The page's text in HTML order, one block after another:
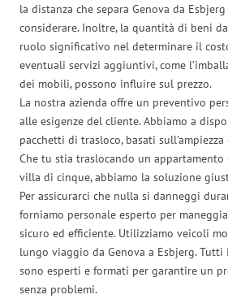
la distanza che separa Genova da
considerare. Inoltre, la quantità di beni
ruolo significativo nel determinare il
eventuali servizi aggiuntivi, come
dei mobili, possono influire sul prezzo.
La nostra azienda offre un preventivo
alle esigenze del cliente. Abbiamo a
pacchetti di trasloco, basati
Che tu stia traslocando un appartamento
villa di cinque, abbiamo la soluzione
Per assicurarci che nulla si danneggi
forniamo personale esperto per
sicuro ed efficiente. Utilizziamo veicoli
lungo viaggio da Genova a Esbjerg.
sono esperti e formati per garantire un
senza problemi.